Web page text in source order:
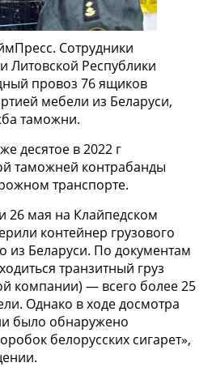
Сотрудники
Литовской Республики
провоз 76 ящиков
мебели из Беларуси,
таможни.
десятое в 2022 г
таможней контрабанды
транспорте.
26 мая на Клайпедском
контейнер грузового
из Беларуси. По документам
транзитный груз
компании) — всего более 25
Однако в ходе досмотра
было обнаружено
белорусских сигарет»,